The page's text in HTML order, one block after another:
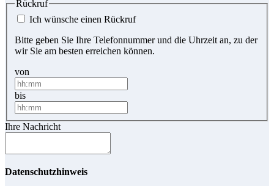
Rückruf
Ich wünsche einen Rückruf
Bitte geben Sie Ihre Telefonnummer und die Uhrzeit an, zu der
wir Sie am besten erreichen können.
von
bis
Ihre Nachricht
Datenschutzhinweis